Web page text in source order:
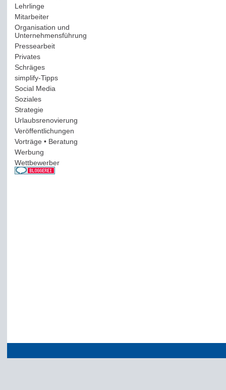
Lehrlinge(54)
Mitarbeiter(163)
Organisation und
Unternehmensführung
Pressearbeit(12)
Privates(193)
Schräges(161)
simplify-Tipps(123)
Social Media
Soziales(37)
Strategie(220)
Urlaubsrenovierung
Veröffentlichungen
Vorträge • Beratung
Werbung
Wettbewerber(61)